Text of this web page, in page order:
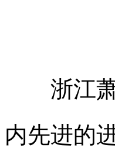
浙江
内先进的